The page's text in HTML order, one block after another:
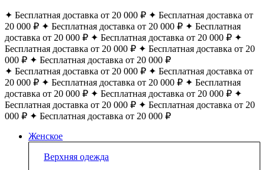
✦ Бесплатная доставка от 20 000 ₽ ✦ Бесплатная доставка от
20 000 ₽ ✦ Бесплатная доставка от 20 000 ₽ ✦ Бесплатная
доставка от 20 000 ₽ ✦ Бесплатная доставка от 20 000 ₽ ✦
Бесплатная доставка от 20 000 ₽ ✦ Бесплатная доставка от 20
000 ₽ ✦ Бесплатная доставка от 20 000 ₽
✦ Бесплатная доставка от 20 000 ₽ ✦ Бесплатная доставка от
20 000 ₽ ✦ Бесплатная доставка от 20 000 ₽ ✦ Бесплатная
доставка от 20 000 ₽ ✦ Бесплатная доставка от 20 000 ₽ ✦
Бесплатная доставка от 20 000 ₽ ✦ Бесплатная доставка от 20
000 ₽ ✦ Бесплатная доставка от 20 000 ₽
Женское
Верхняя одежда